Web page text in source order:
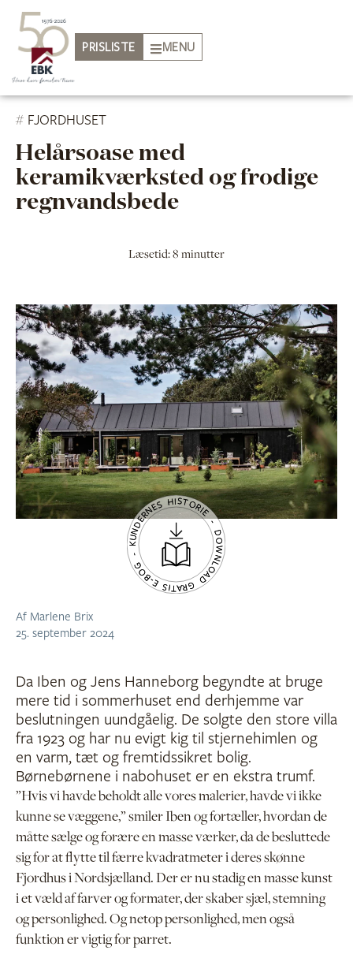
MENU
PRISLISTE
# FJORDHUSET
Helårsoase med
keramikværksted og frodige
regnvandsbede
Læsetid: 8 minutter
KUNDERNES HISTORIE - DOWNLOAD GRATIS E-BOG -
Af Marlene Brix
25. september 2024
Da Iben og Jens Hanneborg begyndte at bruge
mere tid i sommerhuset end derhjemme var
beslutningen uundgåelig. De solgte den store villa
fra 1923 og har nu evigt kig til stjernehimlen og
en varm, tæt og fremtidssikret bolig.
Børnebørnene i nabohuset er en ekstra trumf.
”Hvis vi havde beholdt alle vores malerier, havde vi ikke
kunne se væggene,” smiler Iben og fortæller, hvordan de
måtte sælge og forære en masse værker, da de besluttede
sig for at flytte til færre kvadratmeter i deres skønne
Fjordhus i Nordsjælland. Der er nu stadig en masse kunst
i et væld af farver og formater, der skaber sjæl, stemning
og personlighed. Og netop personlighed, men også
funktion er vigtig for parret.